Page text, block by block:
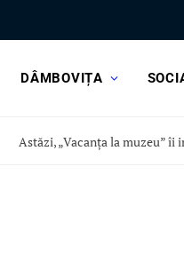
DÂMBOVIȚA